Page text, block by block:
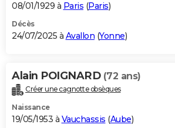
08/01/1929 à Paris (Paris)
Décès
24/07/2025 à Avallon (Yonne)
Alain POIGNARD (72 ans)
Créer une cagnotte obsèques
Naissance
19/05/1953 à Vauchassis (Aube)